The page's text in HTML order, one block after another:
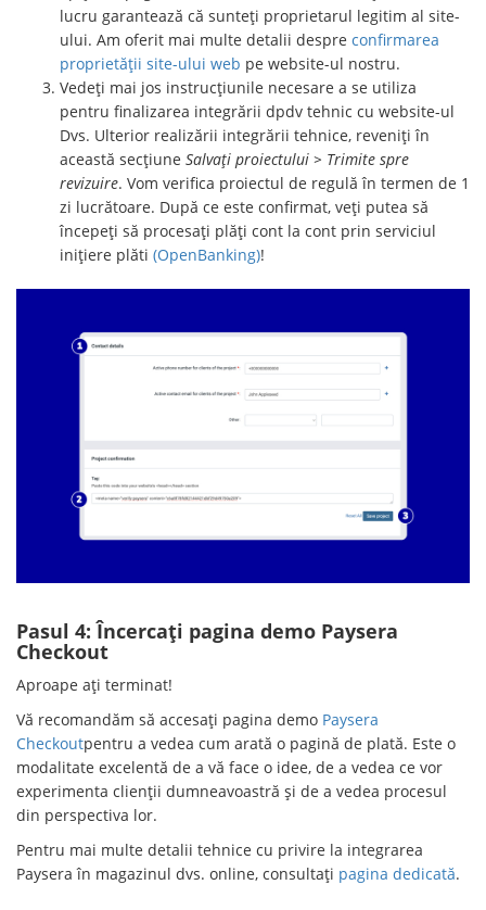
lucru garantează că sunteți proprietarul legitim al site-
ului. Am oferit mai multe detalii despre confirmarea
proprietății site-ului web pe website-ul nostru.
Vedeți mai jos instrucțiunile necesare a se utiliza
pentru finalizarea integrării dpdv tehnic cu website-ul
Dvs. Ulterior realizării integrării tehnice, reveniți în
această secțiune Salvați proiectului > Trimite spre
revizuire. Vom verifica proiectul de regulă în termen de 1
zi lucrătoare. După ce este confirmat, veți putea să
începeți să procesați plăți cont la cont prin serviciul
inițiere plăti (OpenBanking)!
Pasul 4: Încercați pagina demo Paysera
Checkout
Aproape ați terminat!
Vă recomandăm să accesați pagina demo Paysera
Checkoutpentru a vedea cum arată o pagină de plată. Este o
modalitate excelentă de a vă face o idee, de a vedea ce vor
experimenta clienții dumneavoastră și de a vedea procesul
din perspectiva lor.
Pentru mai multe detalii tehnice cu privire la integrarea
Paysera în magazinul dvs. online, consultați pagina dedicată.